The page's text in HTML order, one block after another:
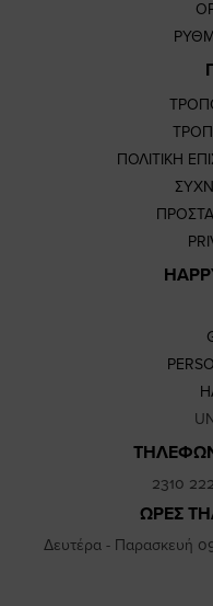
ΠΟΛΙΤΙΚΗ
2310
ΩΡΕΣ
Δευτέρα - Παρασκευή